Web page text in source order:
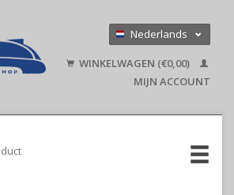
Nederlands
English
WINKELWAGEN (€0,00)
MIJN ACCOUNT